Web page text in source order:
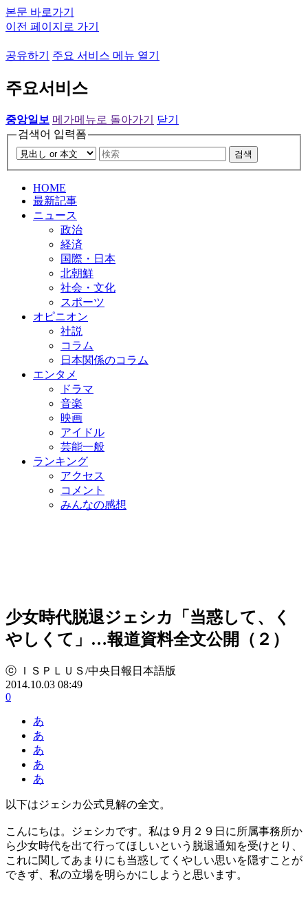
본문 바로가기
이전 페이지로 가기
공유하기 주요 서비스 메뉴 열기
주요서비스
중앙일보 메가메뉴로 돌아가기
닫기
검색어 입력폼
검색
HOME
最新記事
ニュース
政治
経済
国際・日本
北朝鮮
社会・文化
スポーツ
オピニオン
社説
コラム
日本関係のコラム
エンタメ
ドラマ
音楽
映画
アイドル
芸能一般
ランキング
アクセス
コメント
みんなの感想
少女時代脱退ジェシカ「当惑して、く
やしくて」…報道資料全文公開（２）
ⓒ ＩＳＰＬＵＳ/中央日報日本語版
2014.10.03 08:49
0
あ
あ
あ
あ
あ
以下はジェシカ公式見解の全文。
こんにちは。ジェシカです。私は９月２９日に所属事務所か
ら少女時代を出て行ってほしいという脱退通知を受けとり、
これに関してあまりにも当惑してくやしい思いを隠すことが
できず、私の立場を明らかにしようと思います。